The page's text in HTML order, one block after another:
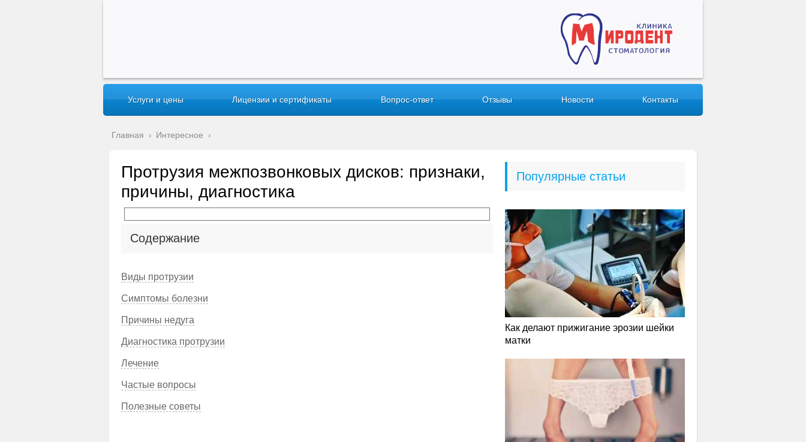
Услуги и цены Лицензии и сертификаты Вопрос-ответ Отзывы Новости Контакты
Главная › Интересное ›
Протрузия межпозвонковых дисков: признаки,
причины, диагностика
Содержание
Виды протрузии
Симптомы болезни
Причины недуга
Диагностика протрузии
Лечение
Частые вопросы
Полезные советы
Популярные статьи
Как делают прижигание эрозии шейки
матки